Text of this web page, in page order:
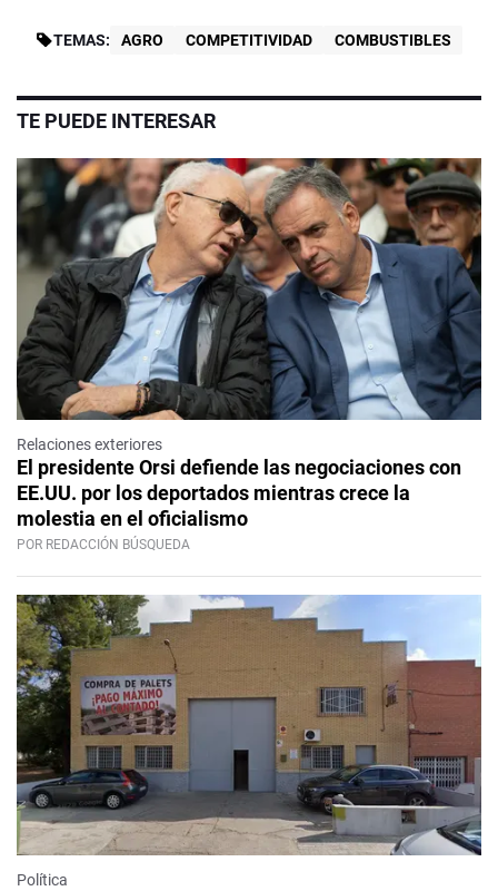
TEMAS: AGRO COMPETITIVIDAD COMBUSTIBLES
TE PUEDE INTERESAR
Relaciones exteriores
El presidente Orsi defiende las negociaciones con
EE.UU. por los deportados mientras crece la
molestia en el oficialismo
POR REDACCIÓN BÚSQUEDA
Política